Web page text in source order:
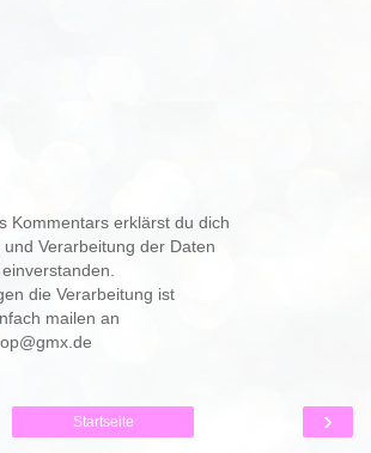
Kommentars erklärst du dich
Verarbeitung der Daten
die Verarbeitung ist
mailen an
›
Startseite